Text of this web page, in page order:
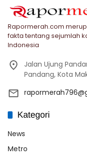
Rapormerah.com
fakta tentang sejumlah
Indonesia
Jalan Ujung
Pandang, Kota
Kategori
News
Metro